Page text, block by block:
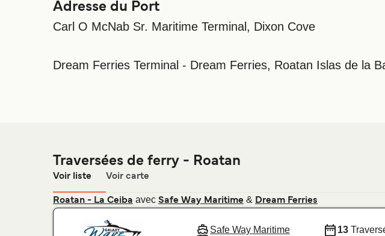
Adresse du Port
Carl O McNab Sr. Maritime Terminal, Dixon Cove
Dream Ferries Terminal - Dream Ferries, Roatan Islas de la
Traversées de ferry - Roatan
Voir liste Voir carte
Roatan - La Ceiba avec Safe Way Maritime & Dream Ferries
Safe Way Maritime 13